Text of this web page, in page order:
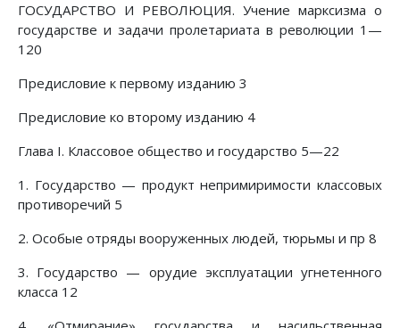
ГОСУДАРСТВО И РЕВОЛЮЦИЯ. Учение марксизма о
государстве и задачи пролетариата в революции 1—
120
Предисловие к первому изданию 3
Предисловие ко второму изданию 4
Глава I. Классовое общество и государство 5—22
1. Государство — продукт непримиримости классовых
противоречий 5
2. Особые отряды вооруженных людей, тюрьмы и пр 8
3. Государство — орудие эксплуатации угнетенного
класса 12